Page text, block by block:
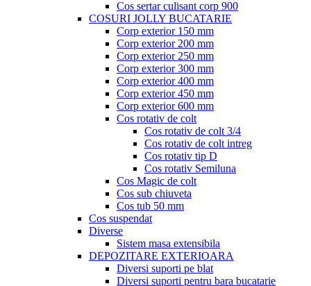
Cos sertar culisant corp 900
COSURI JOLLY BUCATARIE
Corp exterior 150 mm
Corp exterior 200 mm
Corp exterior 250 mm
Corp exterior 300 mm
Corp exterior 400 mm
Corp exterior 450 mm
Corp exterior 600 mm
Cos rotativ de colt
Cos rotativ de colt 3/4
Cos rotativ de colt intreg
Cos rotativ tip D
Cos rotativ Semiluna
Cos Magic de colt
Cos sub chiuveta
Cos tub 50 mm
Cos suspendat
Diverse
Sistem masa extensibila
DEPOZITARE EXTERIOARA
Diversi suporti pe blat
Diversi suporti pentru bara bucatarie